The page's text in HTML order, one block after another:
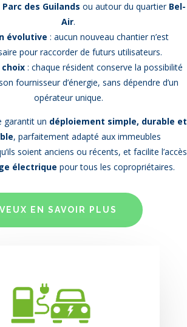
Parc des Guilands ou autour du quartier Bel-
Air.
évolutive : aucun nouveau chantier n’est
pour raccorder de futurs utilisateurs.
: chaque résident conserve la possibilité
fournisseur d’énergie, sans dépendre d’un
opérateur unique.
garantit un déploiement simple, durable et
, parfaitement adapté aux immeubles
soient anciens ou récents, et facilite l’accès
électrique pour tous les copropriétaires.
EN SAVOIR PLUS